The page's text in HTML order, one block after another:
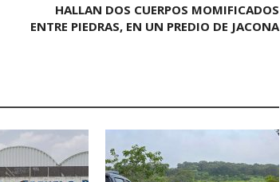
HALLAN DOS CUERPOS MOMIFICADOS
ENTRE PIEDRAS, EN UN PREDIO DE JACONA